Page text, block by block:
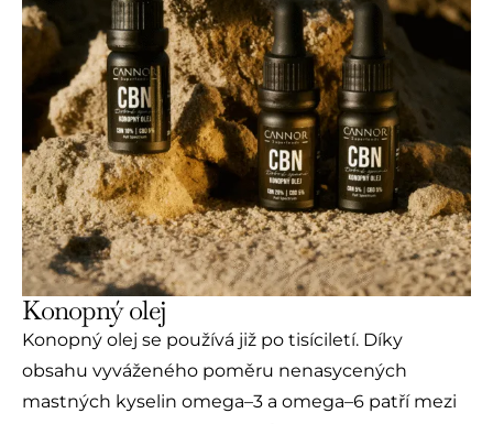
Konopný olej
Konopný olej se používá již po tisíciletí. Díky
obsahu vyváženého poměru nenasycených
mastných kyselin omega–3 a omega–6 patří mezi